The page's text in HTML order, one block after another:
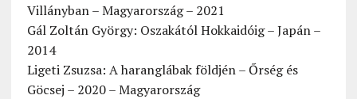
Villányban – Magyarország – 2021
Gál Zoltán György: Oszakától Hokkaidóig – Japán –
2014
Ligeti Zsuzsa: A haranglábak földjén – Őrség és
Göcsej – 2020 – Magyarország